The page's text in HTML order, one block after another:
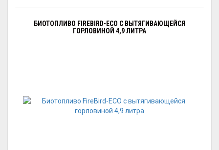
БИОТОПЛИВО FIREBIRD-ECO С ВЫТЯГИВАЮЩЕЙСЯ
ГОРЛОВИНОЙ 4,9 ЛИТРА